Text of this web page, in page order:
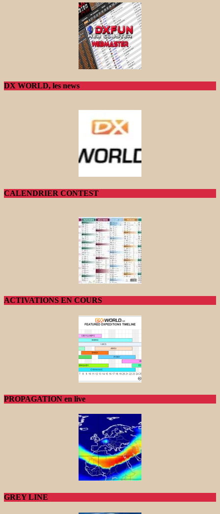
DX WORLD, les news
CALENDRIER CONTEST
ACTIVATIONS EN COURS
PROPAGATION en live
GREY LINE